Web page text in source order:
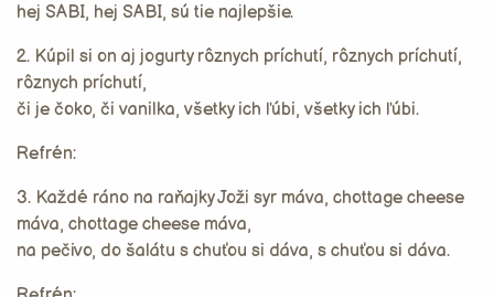
hej SABI, hej SABI, sú tie najlepšie.
2. Kúpil si on aj jogurty rôznych príchutí, rôznych príchutí,
rôznych príchutí,
či je čoko, či vanilka, všetky ich ľúbi, všetky ich ľúbi.
Refrén:
3. Každé ráno na raňajky Joži syr máva, chottage cheese
máva, chottage cheese máva,
na pečivo, do šalátu s chuťou si dáva, s chuťou si dáva.